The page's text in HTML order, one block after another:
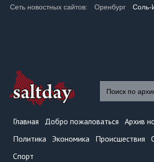
Сеть новостных сайтов: Оренбург Соль-
Главная Добро пожаловаться Архив
Политика Экономика Происшествия
Спорт